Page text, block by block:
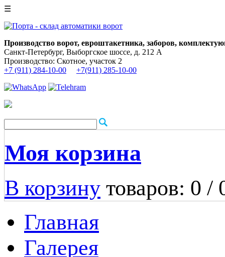
☰
Производство ворот, евроштакетника, заборов,
Санкт-Петербург, Выборгское шоссе, д. 212 А
Производство: Скотное, участок 2
+7 (911) 284-10-00
+7(911) 285-10-00
Моя корзина
В корзину товаров: 0 /
Главная
Галерея